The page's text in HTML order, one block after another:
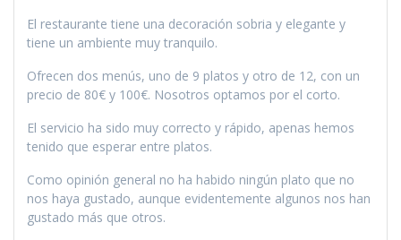
El restaurante tiene una decoración sobria y elegante y
tiene un ambiente muy tranquilo.
Ofrecen dos menús, uno de 9 platos y otro de 12, con un
precio de 80€ y 100€. Nosotros optamos por el corto.
El servicio ha sido muy correcto y rápido, apenas hemos
tenido que esperar entre platos.
Como opinión general no ha habido ningún plato que no
nos haya gustado, aunque evidentemente algunos nos han
gustado más que otros.